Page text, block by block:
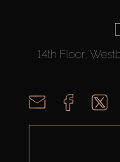
14th Floor,